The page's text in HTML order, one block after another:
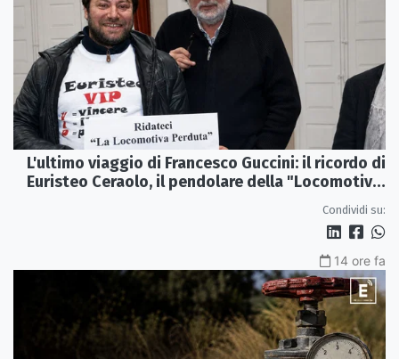
L'ultimo viaggio di Francesco Guccini: il ricordo di
Euristeo Ceraolo, il pendolare della "Locomotiva
Condividi su:
14 ore fa